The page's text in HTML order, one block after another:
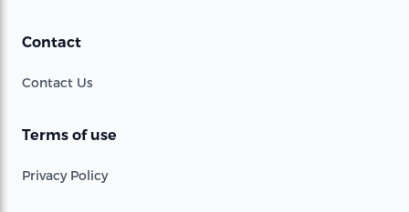
Contact
Contact Us
Terms of use
Privacy Policy